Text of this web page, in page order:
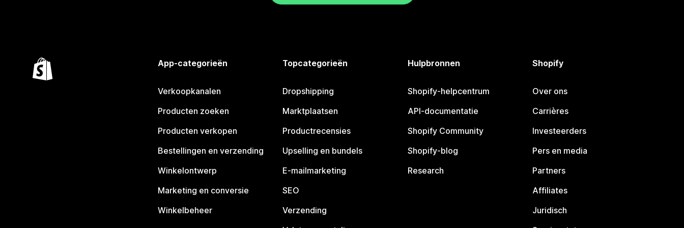
App-categorieën
Verkoopkanalen
Producten zoeken
Producten verkopen
Bestellingen en verzending
Winkelontwerp
Marketing en conversie
Winkelbeheer
Topcategorieën
Dropshipping
Marktplaatsen
Productrecensies
Upselling en bundels
E-mailmarketing
SEO
Verzending
Hulpbronnen
Shopify-helpcentrum
API-documentatie
Shopify Community
Shopify-blog
Research
Shopify
Over ons
Carrières
Investeerders
Pers en media
Partners
Affiliates
Juridisch